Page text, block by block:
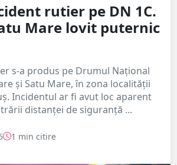
rutier pe DN 1C.
Mare lovit puternic
s-a produs pe Drumul Național
și Satu Mare, în zona localității
Incidentul ar fi avut loc aparent
distanței de siguranță ...
1 min citire